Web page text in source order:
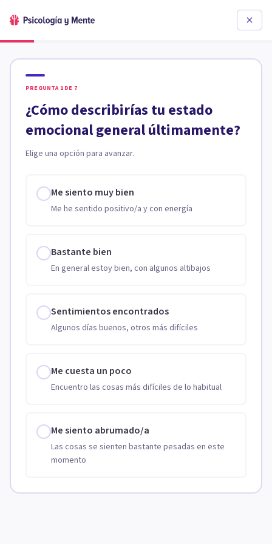
PREGUNTA 1 DE 7
¿Cómo describirías tu estado
emocional general últimamente?
Elige una opción para avanzar.
Me siento muy bien
Me he sentido positivo/a y con energía
Bastante bien
En general estoy bien, con algunos altibajos
Sentimientos encontrados
Algunos días buenos, otros más difíciles
Me cuesta un poco
Encuentro las cosas más difíciles de lo habitual
Me siento abrumado/a
Las cosas se sienten bastante pesadas en este
momento